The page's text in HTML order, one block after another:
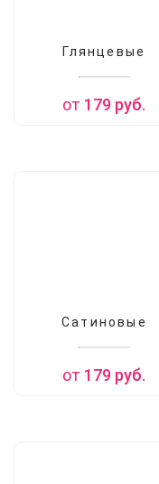
Глянцевые
от 179 руб.
Сатиновые
от 179 руб.